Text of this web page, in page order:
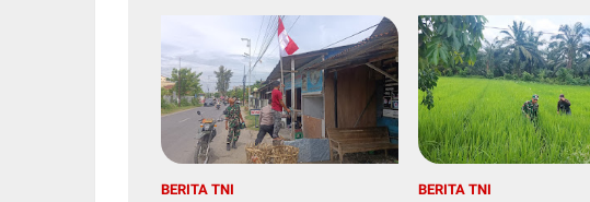
BERITA TNI BERITA TNI